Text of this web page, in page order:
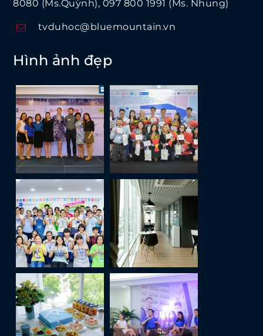
8080 (Ms.Quỳnh) 097 800 1991 (Ms. Nhung)
tvduhoc@bluemountain.vn
Hình ảnh đẹp